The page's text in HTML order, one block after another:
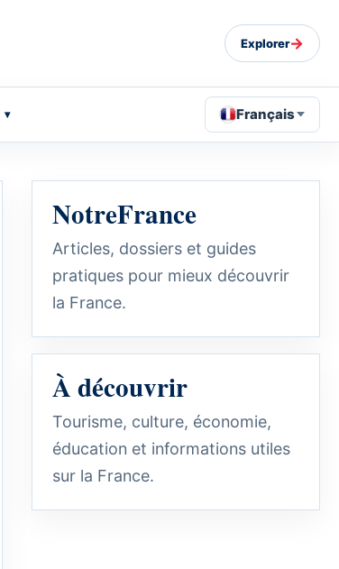
Explorer→
Français
NotreFrance
Articles, dossiers et guides
pratiques pour mieux découvrir
la France.
À découvrir
Tourisme, culture, économie,
éducation et informations utiles
sur la France.